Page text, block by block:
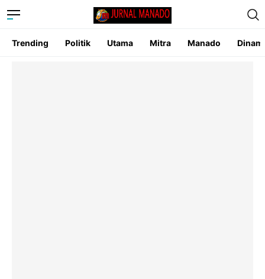
Trending Politik Utama Mitra Manado